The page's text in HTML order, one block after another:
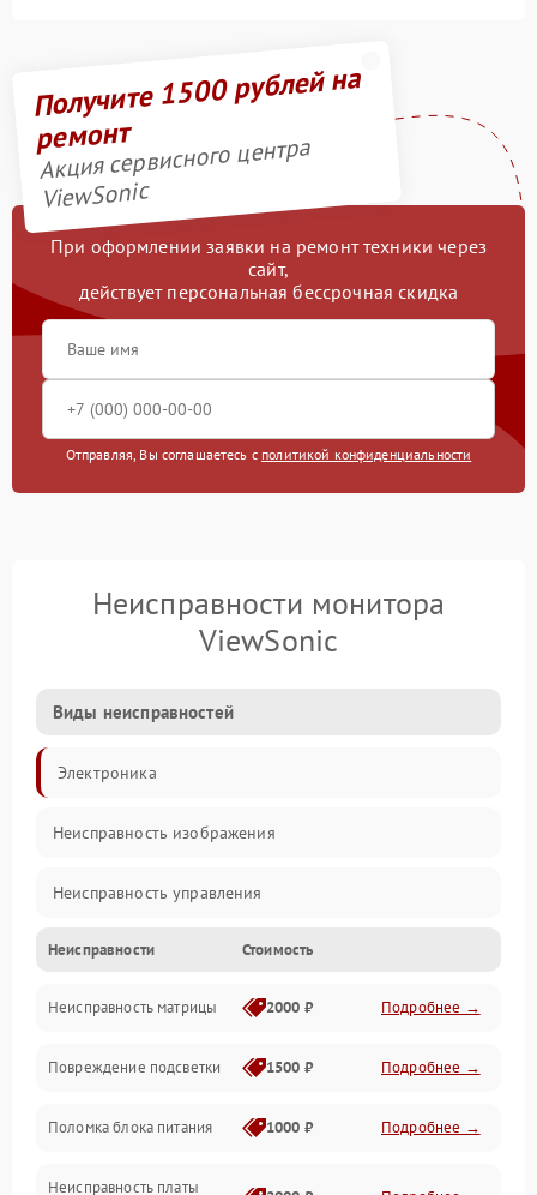
Получите 1500 рублей на
ремонт
Акция сервисного центра
ViewSonic
При оформлении заявки на ремонт техники через
сайт,
действует персональная бессрочная скидка
Отправляя, Вы соглашаетесь с политикой конфиденциальности
Неисправности монитора
ViewSonic
Виды неисправностей
Электроника
Неисправность изображения
Неисправность управления
Неисправность интерфейсов
Прочие неисправности
Неисправность звука
Механические повреждения
Неисправности Стоимость
Неисправность матрицы 2000 ₽ Подробнее →
Повреждение подсветки 1500 ₽ Подробнее →
Поломка блока питания 1000 ₽ Подробнее →
Неисправность платы